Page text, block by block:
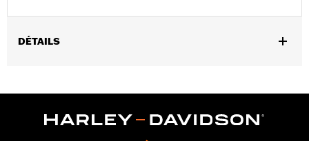
DÉTAILS
Functional Features:Welt Construction
www.h-d.com/warrantyfor full details